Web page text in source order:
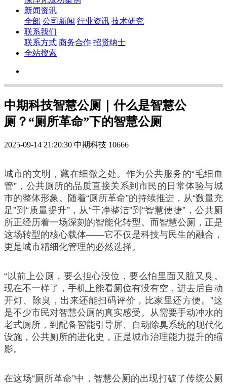
新闻资讯
全部 公司新闻 行业资讯 技术研究
联系我们
联系方式 商务合作 招贤纳士
全站搜索
中期科技智慧公厕｜什么是智慧公
厕？“厕所革命”下的智慧公厕
2025-09-14 21:20:30 中期科技 10666
城市的文明，藏在细微之处。作为公共服务的“毛细血
管”，公共厕所的品质直接关系到市民的日常体验与城
市的整体形象。随着“厕所革命”的持续推进，从“数量充
足”到“质量提升”，从“干净整洁”到“智慧便捷”，公共厕
所正经历着一场深刻的智能化转型。而智慧公厕，正是
这场转型的核心载体——它不仅是科技与民生的融合，
更是城市精细化管理的必然选择。
“以前上公厕，要么担心没位，要么怕里面又脏又臭。
现在不一样了，手机上能看厕位有没有空，进去后自动
开灯、除臭，出来还能扫码评价，比家里还方便。”这
是不少市民对智慧公厕的真实感受。从需要手动冲水的
老式厕所，到配备智能引导屏、自动除臭系统的现代化
设施，公共厕所的进化史，正是城市治理能力提升的缩
影。
在这场“厕所革命”中，智慧公厕的出现打破了传统公厕